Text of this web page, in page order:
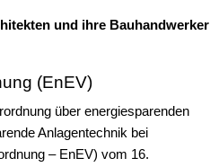
und ihre Bauhandwerker
(EnEV)
über energiesparenden
Anlagentechnik bei
– EnEV) vom 16.